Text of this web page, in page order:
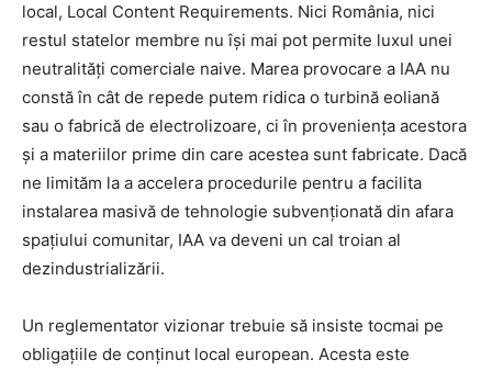
local, Local Content Requirements. Nici România, nici
restul statelor membre nu își mai pot permite luxul unei
neutralități comerciale naive. Marea provocare a IAA nu
constă în cât de repede putem ridica o turbină eoliană
sau o fabrică de electrolizoare, ci în proveniența acestora
și a materiilor prime din care acestea sunt fabricate. Dacă
ne limităm la a accelera procedurile pentru a facilita
instalarea masivă de tehnologie subvenționată din afara
spațiului comunitar, IAA va deveni un cal troian al
dezindustrializării.
Un reglementator vizionar trebuie să insiste tocmai pe
obligațiile de conținut local european. Acesta este